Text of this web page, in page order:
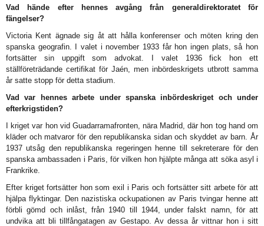
Vad hände efter hennes avgång från generaldirektoratet för
fängelser?
Victoria Kent ägnade sig åt att hålla konferenser och möten kring den
spanska geografin. I valet i november 1933 får hon ingen plats, så hon
fortsätter sin uppgift som advokat. I valet 1936 fick hon ett
ställföreträdande certifikat för Jaén, men inbördeskrigets utbrott samma
år satte stopp för detta stadium.
Vad var hennes arbete under spanska inbördeskriget och under
efterkrigstiden?
I kriget var hon vid Guadarramafronten, nära Madrid, där hon tog hand om
kläder och matvaror för den republikanska sidan och skyddet av barn. År
1937 utsåg den republikanska regeringen henne till sekreterare för den
spanska ambassaden i Paris, för vilken hon hjälpte många att söka asyl i
Frankrike.
Efter kriget fortsätter hon som exil i Paris och fortsätter sitt arbete för att
hjälpa flyktingar. Den nazistiska ockupationen av Paris tvingar henne att
förbli gömd och inlåst, från 1940 till 1944, under falskt namn, för att
undvika att bli tillfångatagen av Gestapo. Av dessa år vittnar hon i sitt